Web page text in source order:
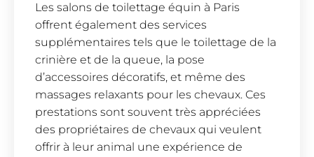
Les salons de toilettage équin à Paris
offrent également des services
supplémentaires tels que le toilettage de la
crinière et de la queue, la pose
d’accessoires décoratifs, et même des
massages relaxants pour les chevaux. Ces
prestations sont souvent très appréciées
des propriétaires de chevaux qui veulent
offrir à leur animal une expérience de